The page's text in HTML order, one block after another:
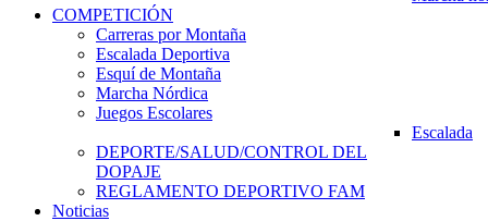
COMPETICIÓN
Carreras por Montaña
Escalada Deportiva
Esquí de Montaña
Marcha Nórdica
Juegos Escolares
Escalada
DEPORTE/SALUD/CONTROL DEL
DOPAJE
REGLAMENTO DEPORTIVO FAM
Noticias